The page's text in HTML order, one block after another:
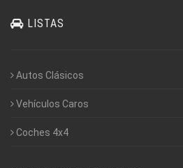
LISTAS
Autos Clásicos
Vehículos Caros
Coches 4x4